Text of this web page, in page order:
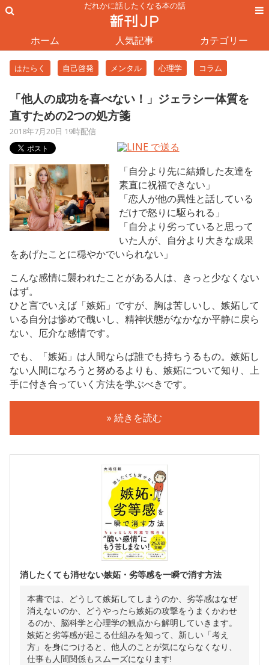
だれかに話したくなる本の話
ホーム 人気記事 カテゴリー
はたらく 自己啓発 メンタル 心理学 コラム
「他人の成功を喜べない！」ジェラシー体質を
直すための2つの処方箋
2018年7月20日 19時配信
「自分より先に結婚した友達を
素直に祝福できない」
「恋人が他の異性と話している
だけで怒りに駆られる」
「自分より劣っていると思って
いた人が、自分より大きな成果
をあげたことに穏やかでいられない」
こんな感情に襲われたことがある人は、きっと少なくない
はず。
ひと言でいえば「嫉妬」ですが、胸は苦しいし、嫉妬して
いる自分は惨めで醜いし、精神状態がなかなか平静に戻ら
ない、厄介な感情です。
でも、「嫉妬」は人間ならば誰でも持ちうるもの。嫉妬し
ない人間になろうと努めるよりも、嫉妬について知り、上
手に付き合っていく方法を学ぶべきです。
» 続きを読む
消したくても消せない嫉妬・劣等感を一瞬で消す方法
本書では、どうして嫉妬してしまうのか、劣等感はなぜ
消えないのか、どうやったら嫉妬の攻撃をうまくかわせ
るのか、脳科学と心理学の観点から解明していきます。
嫉妬と劣等感が起こる仕組みを知って、新しい「考え
方」を身につけると、他人のことが気にならなくなり、
仕事も人間関係もスムーズになります!